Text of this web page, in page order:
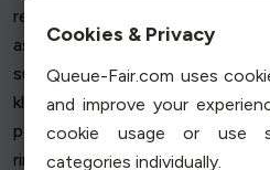
renginius, galbūt
asmenimis, kad
sukeltumėte klientų
klientais, kurie reaguoja gyvai,
pasitikėjimą, taip dar labiau
rinkodaros poveikį. Drabužių
Cookies & Privacy
Queue-Fair.com uses
and improve your
cookie usage or use
categories individually.